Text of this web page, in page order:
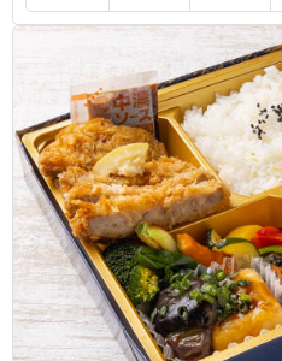
厚めにカットされた白身フラ
ならずサクサク感が残ってい
オーロラソースもとても美味
ん食べたい！と思えるお弁当
ご利用シーン：ロケ・撮影 ›収録
東京都港区六本木2023/09/09